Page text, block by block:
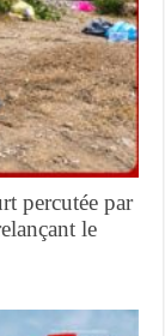
percutée par
le